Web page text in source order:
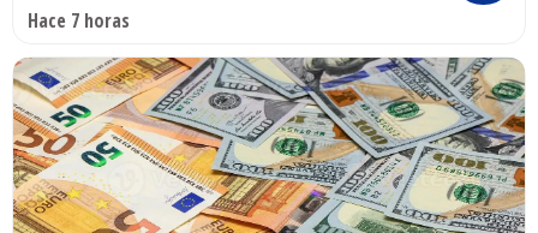
Hace 7 horas